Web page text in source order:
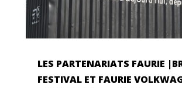
LES PARTENARIATS FAURIE
FESTIVAL ET FAURIE